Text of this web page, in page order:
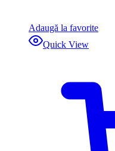
Adaugă la favorite
Quick View